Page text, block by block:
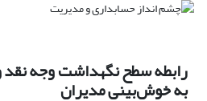
رابطه سطح نگهداشت وجه
به خوش‌بینی مدیران